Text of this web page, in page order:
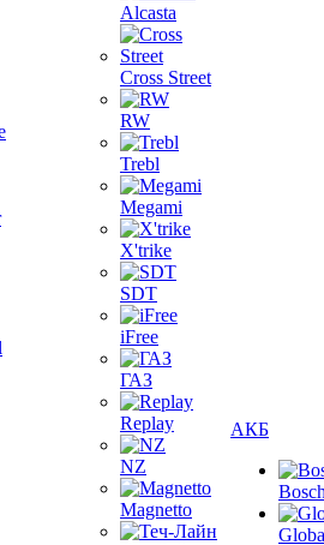
Alcasta
Cross Street
RW
Trebl
Megami
X'trike
SDT
iFree
ГАЗ
Replay
NZ
Magnetto
АКБ